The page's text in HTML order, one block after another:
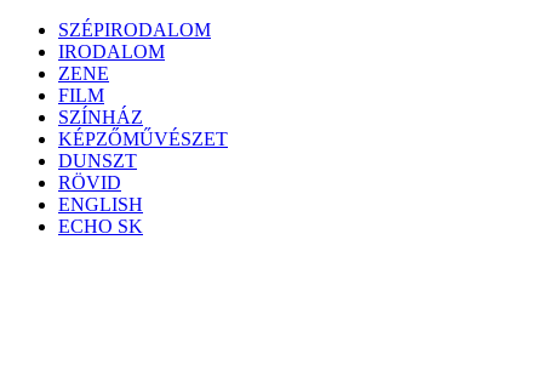
Skip
content
SZÉPIRODALOM
IRODALOM
ZENE
FILM
SZÍNHÁZ
KÉPZŐMŰVÉSZET
DUNSZT
RÖVID
ENGLISH
ECHO SK